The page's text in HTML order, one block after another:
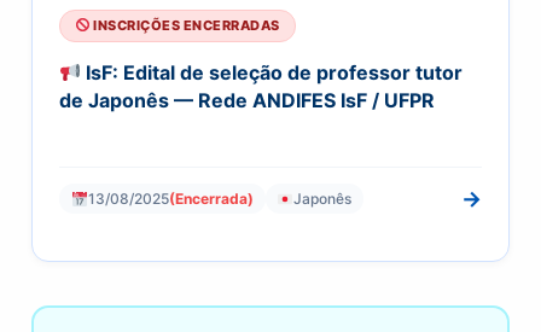
INSCRIÇÕES ENCERRADAS
IsF: Edital de seleção de professor tutor
de Japonês — Rede ANDIFES IsF / UFPR
13/08/2025(Encerrada) Japonês →